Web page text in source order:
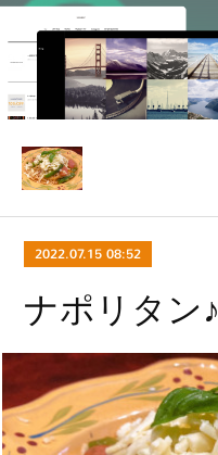
2022.07.15 08:52
ナポリタン♪